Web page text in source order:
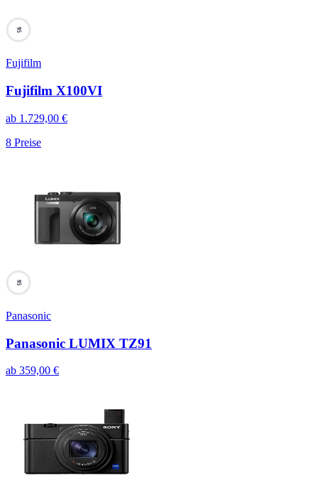
95
Fujifilm
Fujifilm X100VI
ab 1.729,00 €
8 Preise
95
Panasonic
Panasonic LUMIX TZ91
ab 359,00 €